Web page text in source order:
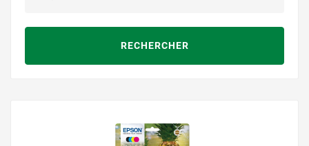
RECHERCHER